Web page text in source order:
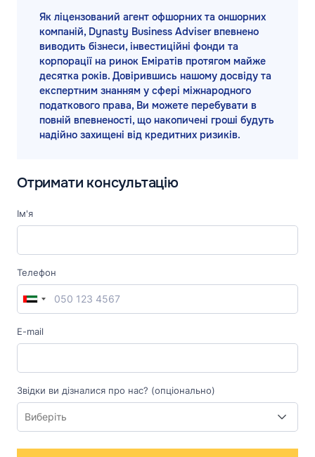
Як ліцензований агент офшорних та оншорних
компаній, Dynasty Business Adviser впевнено
виводить бізнеси, інвестиційні фонди та
корпорації на ринок Еміратів протягом майже
десятка років. Довірившись нашому досвіду та
експертним знанням у сфері міжнародного
податкового права, Ви можете перебувати в
повній впевненості, що накопичені гроші будуть
надійно захищені від кредитних ризиків.
Отримати консультацію
Ім'я
Телефон
E-mail
Звідки ви дізналися про нас? (опціонально)